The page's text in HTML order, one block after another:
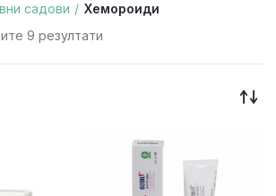
садови
Хемороиди
9 резултати